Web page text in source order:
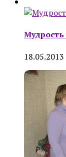
18.05.2013